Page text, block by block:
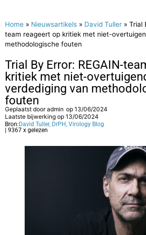
Home » Nieuwsartikels » David Tuller » Trial
team reageert op kritiek met niet-
methodologische fouten
Trial By Error: REGAIN-
kritiek met niet-
verdediging van
fouten
Geplaatst dooradmin op 13/06/2024
Laatste bijwerking op 13/06/2024
Bron: David Tuller, DrPH, Virology Blog
| 9367 x gelezen